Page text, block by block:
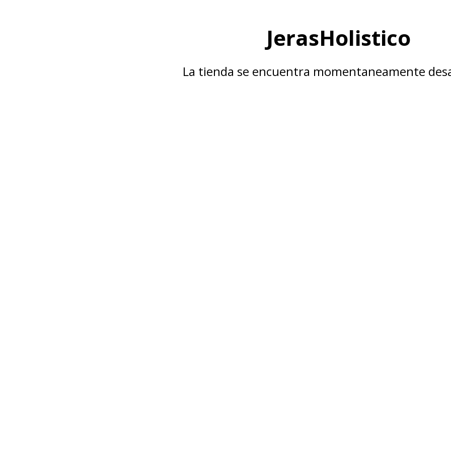
JerasHolistico
La tienda se encuentra momentaneamente